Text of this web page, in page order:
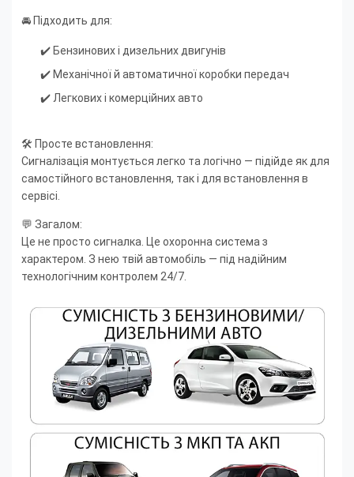
🚘 Підходить для:
✔️ Бензинових і дизельних двигунів
✔️ Механічної й автоматичної коробки передач
✔️ Легкових і комерційних авто
🛠️ Просте встановлення:
Сигналізація монтується легко та логічно — підійде як для
самостійного встановлення, так і для встановлення в
сервісі.
💬 Загалом:
Це не просто сигналка. Це охоронна система з
характером. З нею твій автомобіль — під надійним
технологічним контролем 24/7.